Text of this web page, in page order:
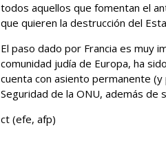
todos aquellos que fomentan el
que quieren la destrucción del
El paso dado por Francia es muy
comunidad judía de Europa, ha
cuenta con asiento permanente
Seguridad de la ONU, además de
ct (efe, afp)